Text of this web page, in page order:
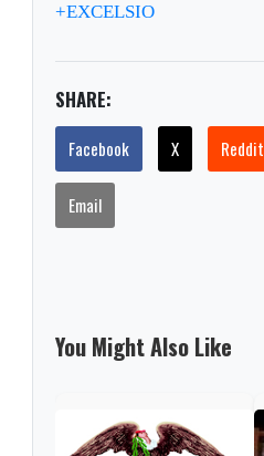
+EXCELSIO
SHARE:
Facebook X Reddit
Email
You Might Also Like